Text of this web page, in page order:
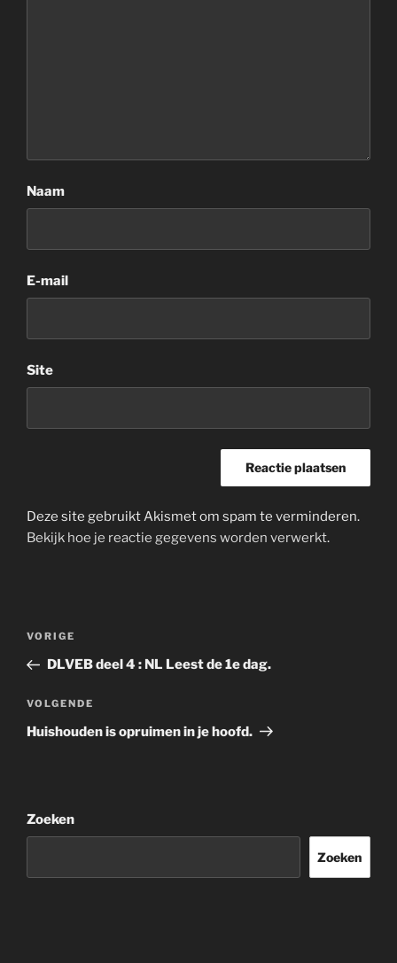
Naam
E-mail
Site
Deze site gebruikt Akismet om spam te verminderen.
Bekijk hoe je reactie gegevens worden verwerkt.
Bericht
Vorig
bericht
VORIGE
DLVEB deel 4 : NL Leest de 1e dag.
Volgend
bericht
VOLGENDE
Huishouden is opruimen in je hoofd.
Zoeken
Zoeken